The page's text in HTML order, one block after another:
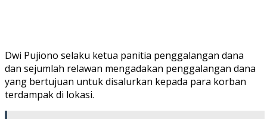
Dwi Pujiono selaku ketua panitia penggalangan dana
dan sejumlah relawan mengadakan penggalangan dana
yang bertujuan untuk disalurkan kepada para korban
terdampak di lokasi.